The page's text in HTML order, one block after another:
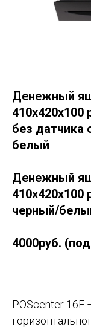
Денежный
410x420x100
без
белый
Денежный
черный/
4000руб.
POScenter